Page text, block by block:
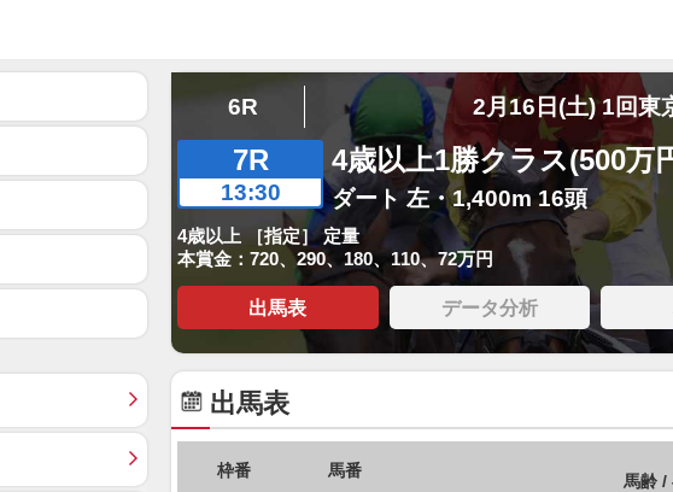
6R 2月16日(土) 1回東
7R
13:30
4歳以上1勝クラス(500万
ダート 左・1,400m 16頭
4歳以上 ［指定］ 定量
本賞金：720、290、180、110、72万円
出馬表 データ分析
出馬表
枠番 馬番
馬齢 /